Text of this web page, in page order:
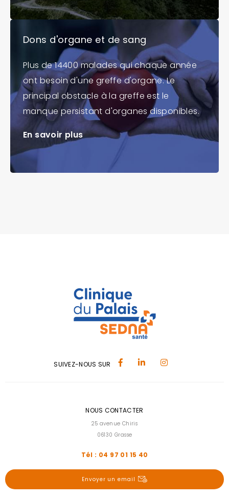
Dons d'organe et de sang
Plus de 14400 malades qui chaque année
ont besoin d'une greffe d'organe. Le
principal obstacle à la greffe est le
manque persistant d'organes disponibles.
En savoir plus
SUIVEZ-NOUS SUR
NOUS CONTACTER
25 avenue Chiris
06130 Grasse
Tél : 04 97 01 15 40
Envoyer un email